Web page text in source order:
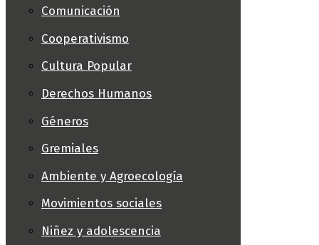
Comunicación
Cooperativismo
Cultura Popular
Derechos Humanos
Géneros
Gremiales
Ambiente y Agroecología
Movimientos sociales
Niñez y adolescencia